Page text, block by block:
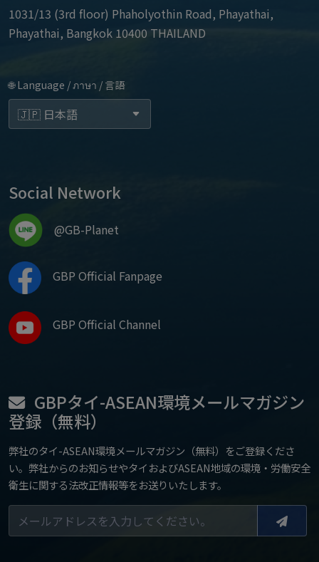
1031/13 (3rd floor) Phaholyothin Road, Phayathai,
Phayathai, Bangkok 10400 THAILAND
🌐 Language / ภาษา / 言語
Social Network
@GB-Planet
GBP Official Fanpage
GBP Official Channel
GBPタイ-ASEAN環境メールマガジン
登録（無料）
弊社のタイ-ASEAN環境メールマガジン（無料）をご登録くださ
い。弊社からのお知らせやタイおよびASEAN地域の環境・労働安全
衛生に関する法改正情報等をお送りいたします。